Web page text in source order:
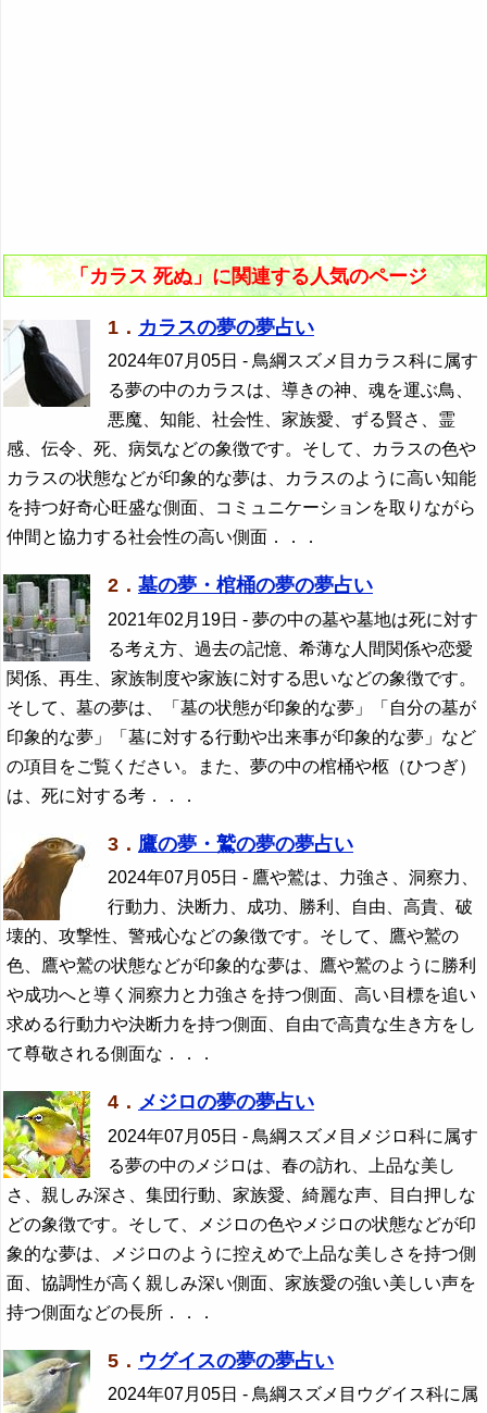
「カラス 死ぬ」に関連する人気のページ
1． カラスの夢の夢占い
2024年07月05日 - 鳥綱スズメ目カラス科に属す
る夢の中のカラスは、導きの神、魂を運ぶ鳥、
悪魔、知能、社会性、家族愛、ずる賢さ、霊
感、伝令、死、病気などの象徴です。そして、カラスの色や
カラスの状態などが印象的な夢は、カラスのように高い知能
を持つ好奇心旺盛な側面、コミュニケーションを取りながら
仲間と協力する社会性の高い側面．．．
2． 墓の夢・棺桶の夢の夢占い
2021年02月19日 - 夢の中の墓や墓地は死に対す
る考え方、過去の記憶、希薄な人間関係や恋愛
関係、再生、家族制度や家族に対する思いなどの象徴です。
そして、墓の夢は、「墓の状態が印象的な夢」「自分の墓が
印象的な夢」「墓に対する行動や出来事が印象的な夢」など
の項目をご覧ください。また、夢の中の棺桶や柩（ひつぎ）
は、死に対する考．．．
3． 鷹の夢・鷲の夢の夢占い
2024年07月05日 - 鷹や鷲は、力強さ、洞察力、
行動力、決断力、成功、勝利、自由、高貴、破
壊的、攻撃性、警戒心などの象徴です。そして、鷹や鷲の
色、鷹や鷲の状態などが印象的な夢は、鷹や鷲のように勝利
や成功へと導く洞察力と力強さを持つ側面、高い目標を追い
求める行動力や決断力を持つ側面、自由で高貴な生き方をし
て尊敬される側面な．．．
4． メジロの夢の夢占い
2024年07月05日 - 鳥綱スズメ目メジロ科に属す
る夢の中のメジロは、春の訪れ、上品な美し
さ、親しみ深さ、集団行動、家族愛、綺麗な声、目白押しな
どの象徴です。そして、メジロの色やメジロの状態などが印
象的な夢は、メジロのように控えめで上品な美しさを持つ側
面、協調性が高く親しみ深い側面、家族愛の強い美しい声を
持つ側面などの長所．．．
5． ウグイスの夢の夢占い
2024年07月05日 - 鳥綱スズメ目ウグイス科に属